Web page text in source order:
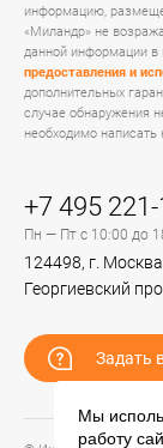
информацию,
«Миландр» не
данной информации в
предоставления и
дополнительных
случае обнаружения
необходимо написать
+7 495
Пн — Пт с 10:00 до
124498, г.
Георгиевский
Задать
Мы
работу